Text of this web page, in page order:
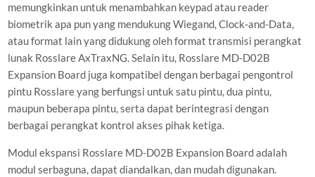
memungkinkan untuk menambahkan keypad atau reader
biometrik apa pun yang mendukung Wiegand, Clock-and-Data,
atau format lain yang didukung oleh format transmisi perangkat
lunak Rosslare AxTraxNG. Selain itu, Rosslare MD-D02B
Expansion Board juga kompatibel dengan berbagai pengontrol
pintu Rosslare yang berfungsi untuk satu pintu, dua pintu,
maupun beberapa pintu, serta dapat berintegrasi dengan
berbagai perangkat kontrol akses pihak ketiga.
Modul ekspansi Rosslare MD-D02B Expansion Board adalah
modul serbaguna, dapat diandalkan, dan mudah digunakan.